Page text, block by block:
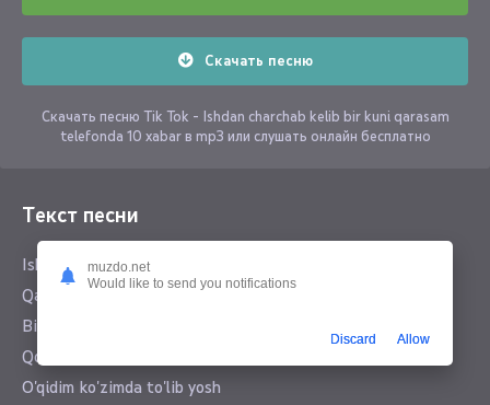
Скачать песню
Скачать песню Tik Tok - Ishdan charchab kelib bir kuni qarasam
telefonda 10 xabar в mp3 или слушать онлайн бесплатно
Текст песни
Ishdan charchab kelib bir kuni
Qarasam telefonda 10 xabar
Bir xabar suyukli yorimdan
Qolgan 9 tasi onamdan...
O'qidim ko'zimda to'lib yosh
muzdo.net
Would like to send you notifications
Discard Allow